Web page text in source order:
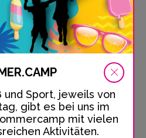
und Sport, jeweils von
gibt es bei uns im
mit vielen
Aktivitäten.